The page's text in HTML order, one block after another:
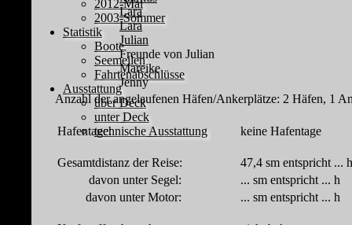
2012-Mai
2003-Sommer
Statistik
Boote
Seemeilen
Fahrtenabschlüsse
Ausstattung
über Deck
unter Deck
technische Ausstattung
Lara
Lara
Julian
Freunde von Julian
Mareike
Jenny
Anzahl der angelaufenen Häfen/Ankerplätze: 2 Häfen, 1
Hafentage: keine Hafentage
Gesamtdistanz der Reise:
47,4 sm entspricht ... h
davon unter Segel:
... sm entspricht ... h
davon unter Motor:
... sm entspricht ... h